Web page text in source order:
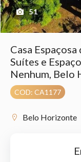
51
Casa
Suítes e
Nenhum, Belo
COD: CA1177
Belo Horizonte